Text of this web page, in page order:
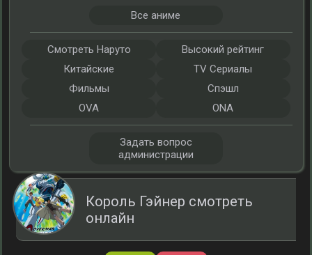
Король Гэйнер смотреть
онлайн
Все аниме
Смотреть Наруто
Высокий рейтинг
Китайские
TV Сериалы
Фильмы
Спэшл
OVA
ONA
Задать вопрос
администрации